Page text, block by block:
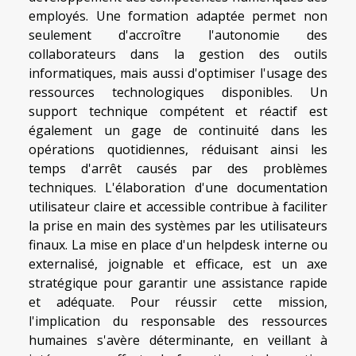
employés. Une formation adaptée permet non
seulement d'accroître l'autonomie des
collaborateurs dans la gestion des outils
informatiques, mais aussi d'optimiser l'usage des
ressources technologiques disponibles. Un
support technique compétent et réactif est
également un gage de continuité dans les
opérations quotidiennes, réduisant ainsi les
temps d'arrêt causés par des problèmes
techniques. L'élaboration d'une documentation
utilisateur claire et accessible contribue à faciliter
la prise en main des systèmes par les utilisateurs
finaux. La mise en place d'un helpdesk interne ou
externalisé, joignable et efficace, est un axe
stratégique pour garantir une assistance rapide
et adéquate. Pour réussir cette mission,
l'implication du responsable des ressources
humaines s'avère déterminante, en veillant à